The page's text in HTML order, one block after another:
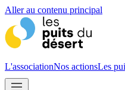
Aller au contenu principal
L'associationNos actionsLes